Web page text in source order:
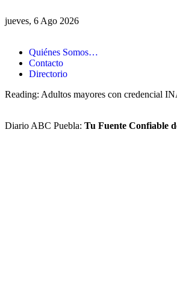
jueves, 6 Ago 2026
Quiénes Somos…
Contacto
Directorio
Reading: Adultos mayores con credencial
Diario ABC Puebla: Tu Fuente Confiable